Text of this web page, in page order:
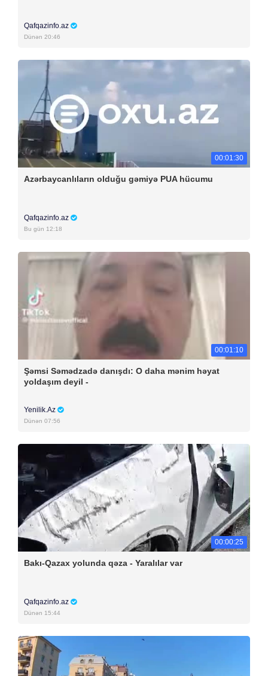
Qafqazinfo.az
Dünən 20:46
00:01:30
Azərbaycanlıların olduğu gəmiyə PUA hücumu
Qafqazinfo.az
Bu gün 12:18
00:01:10
Şəmsi Səmədzadə danışdı: O daha mənim həyat
yoldaşım deyil -
Yenilik.Az
Dünən 07:56
00:00:25
Bakı-Qazax yolunda qəza - Yaralılar var
Qafqazinfo.az
Dünən 15:44